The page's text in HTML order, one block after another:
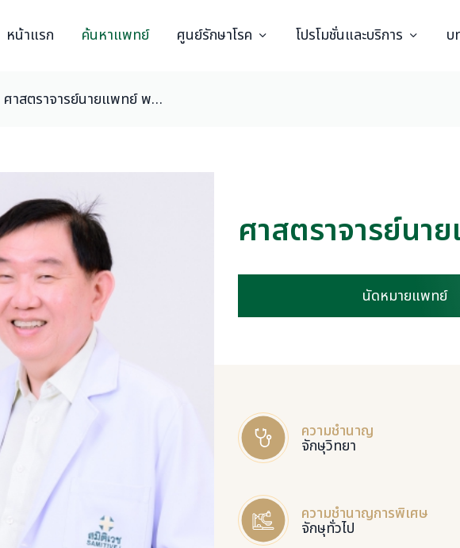
หน้าแรก ค้นหาแพทย์ ศูนย์รักษาโรค โปรโมชั่นและบริการ บ
ศาสตราจารย์นายแพทย์ พรชัย สิมะโรจน์
ศาสตราจารย์นา
นัดหมายแพทย์
ความชำนาญ
จักษุวิทยา
ความชำนาญการพิเศษ
จักษุทั่วไป